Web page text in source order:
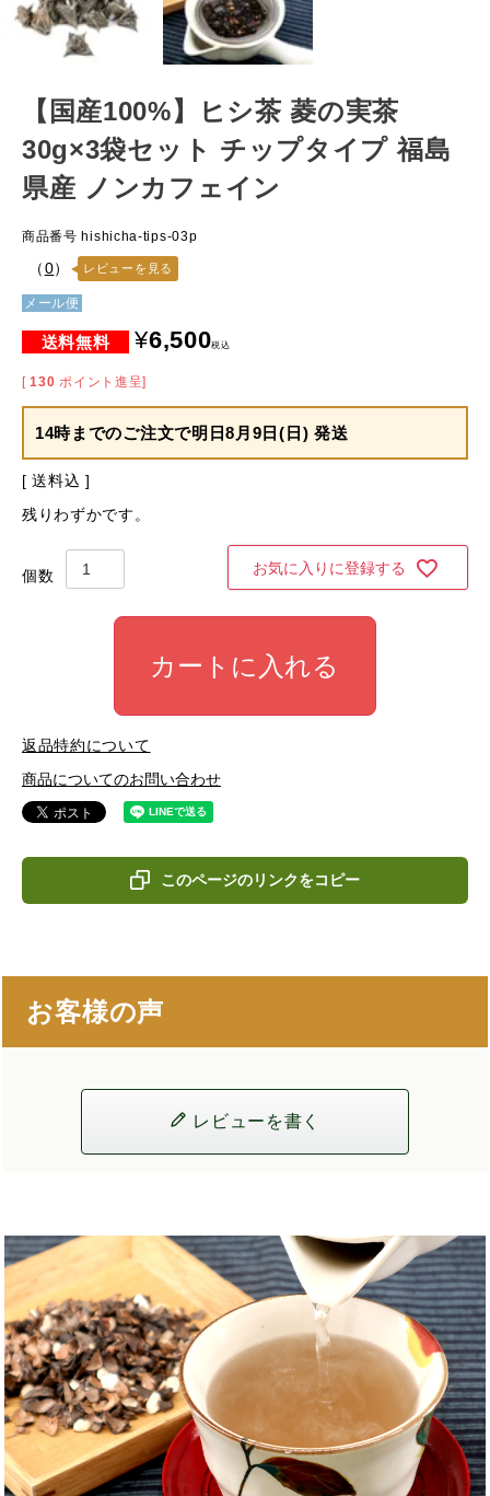
【国産100%】ヒシ茶 菱の実茶
30g×3袋セット チップタイプ 福島
県産 ノンカフェイン
商品番号 hishicha-tips-03p
（0） レビューを見る
メール便
¥6,500税込
[ 130 ポイント進呈]
14時までのご注文で明日8月9日(日) 発送
送料込
残りわずかです。
お気に入りに登録する
カートに入れる
返品特約について
商品についてのお問い合わせ
このページのリンクをコピー
お客様の声
レビューを書く